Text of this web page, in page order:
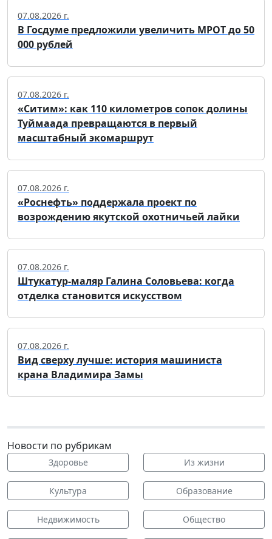
07.08.2026 г.
В Госдуме предложили увеличить МРОТ до 50
000 рублей
07.08.2026 г.
«Ситим»: как 110 километров сопок долины
Туймаада превращаются в первый
масштабный экомаршрут
07.08.2026 г.
«Роснефть» поддержала проект по
возрождению якутской охотничьей лайки
07.08.2026 г.
Штукатур-маляр Галина Соловьева: когда
отделка становится искусством
07.08.2026 г.
Вид сверху лучше: история машиниста
крана Владимира Замы
Новости по рубрикам
Здоровье Из жизни
Культура Образование
Недвижимость Общество